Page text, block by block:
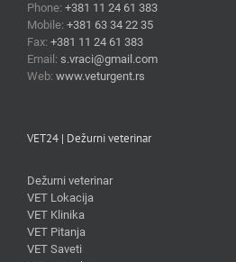
Phone: +381 11 24 61 383
Mobile: +381 63 34 22 35
Fax: +381 11 24 61 383
Email: s.vraci@gmail.com
Web: www.veturgent.rs
VET24 | Dežurni veterinar
Dežurni veterinar
VET Lokacija
VET Klinika
VET Pitanja
VET Saveti